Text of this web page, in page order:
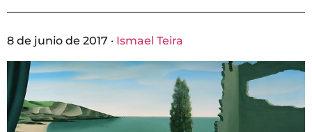
8 de junio de 2017 · Ismael Teira